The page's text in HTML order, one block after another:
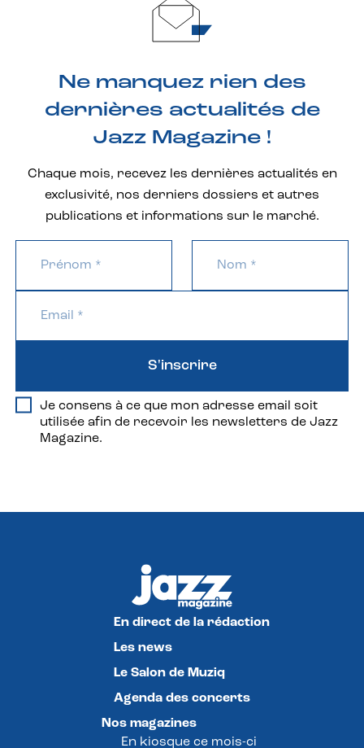
Ne manquez rien des
dernières actualités de
Jazz Magazine !
Chaque mois, recevez les dernières actualités en
exclusivité, nos derniers dossiers et autres
publications et informations sur le marché.
Je consens à ce que mon adresse email soit
utilisée afin de recevoir les newsletters de Jazz
Magazine.
S'inscrire
En direct de la rédaction
Les news
Le Salon de Muziq
Agenda des concerts
Nos magazines
En kiosque ce mois-ci